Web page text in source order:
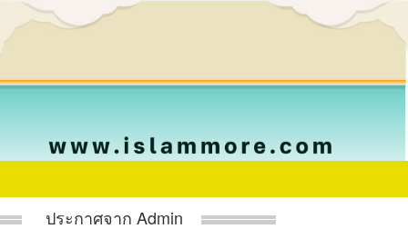
ประกาศจาก Admin